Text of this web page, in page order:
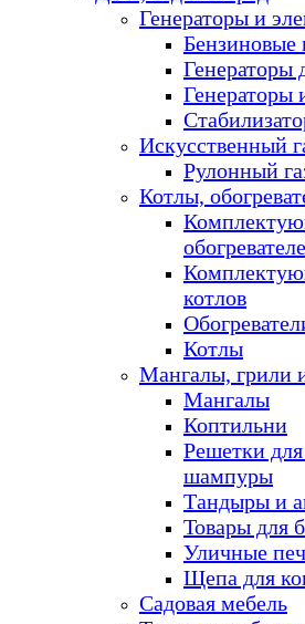
Генераторы и
Бензиновые
Генераторы
Генераторы
Искусственный
Рулонный
Котлы,
котлов
Котлы
Мангалы, грили
Мангалы
Коптильни
Решетки для
шампуры
Тандыры и
Товары для
Уличные
Щепа для
Садовая мебель